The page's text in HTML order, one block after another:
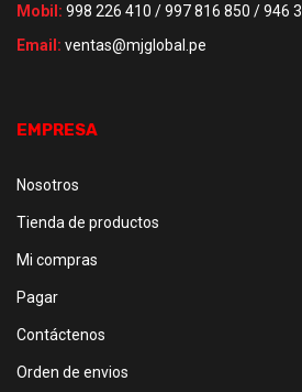
Mobil: 998 226 410 / 997 816 850 / 946
Email: ventas@mjglobal.pe
EMPRESA
Nosotros
Tienda de productos
Mi compras
Pagar
Contáctenos
Orden de envios